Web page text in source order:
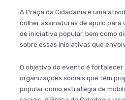
A Praça da Cidadania é uma
colher assinaturas de apoio para
de iniciativa popular, bem como
sobre essas iniciativas que
O objetivo do evento é fortalecer
organizações sociais que têm
popular como estratégia de